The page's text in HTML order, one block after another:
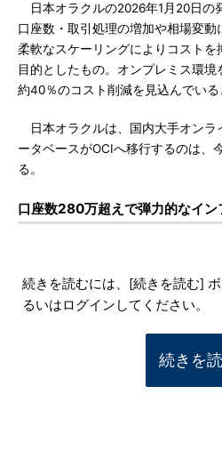
日本オラクルの2026年1月20日の
口座数・取引処理の増加や相場変動
柔軟なスケーリングによりコスト
目的としたもの。オンプレミス環境
約40％のコスト削減を見込んでいる
日本オラクルは、国内大手オンラ
ータベースがOCIへ移行するのは、
る。
口座数280万超えで弾力的なイン
続きを読むには、[続きを読む]
るいはログインしてください。
続きを